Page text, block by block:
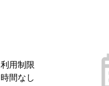
利用制限
時間なし